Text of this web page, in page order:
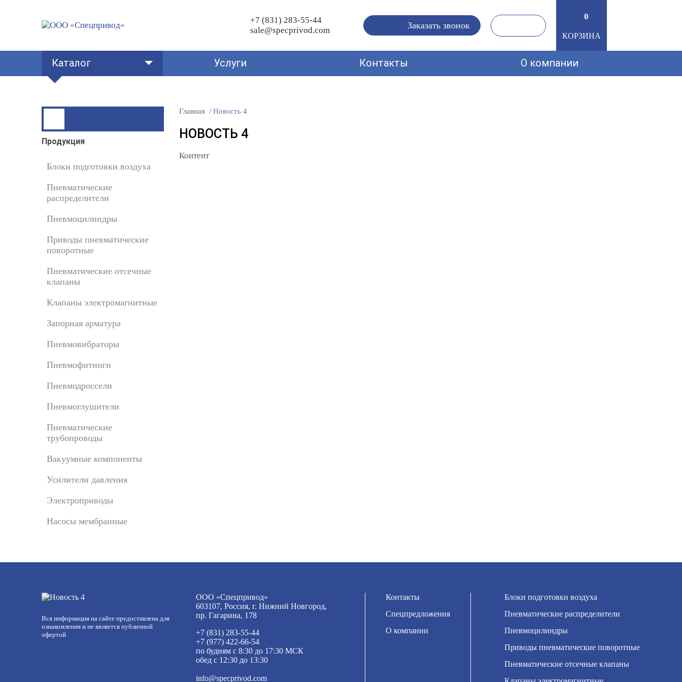
+7 (831) 283-55-44
sale@specprivod.com
Заказать звонок
0
0
КОРЗИНА
Каталог Услуги Контакты О компании
Продукция
Блоки подготовки воздуха
Пневматические
распределители
Пневмоцилиндры
Приводы пневматические
поворотные
Пневматические отсечные
клапаны
Клапаны электромагнитные
Запорная арматура
Пневмовибраторы
Пневмофитинги
Пневмодроссели
Пневмоглушители
Пневматические
трубопроводы
Вакуумные компоненты
Усилители давления
Электроприводы
Насосы мембранные
Главная Новость 4
НОВОСТЬ 4
Контент
Вся информация на сайте предоставлена для
ознакомления и не является публичной
офертой
ООО «Спецпривод»
603107, Россия, г. Нижний Новгород,
пр. Гагарина, 178
+7 (831) 283-55-44
+7 (977) 422-66-54
по будням с 8:30 до 17:30 МСК
обед с 12:30 до 13:30
info@specprivod.com
Контакты
Спецпредложения
О компании
Блоки подготовки воздуха
Пневматические распределители
Пневмоцилиндры
Приводы пневматические поворотные
Пневматические отсечные клапаны